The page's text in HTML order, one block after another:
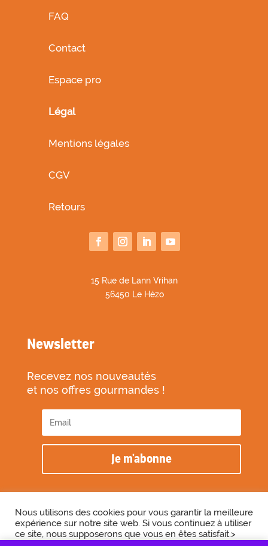
FAQ
Contact
Espace pro
Légal
Mentions légales
CGV
Retours
15 Rue de Lann Vrihan
56450 Le Hézo
Newsletter
Recevez nos nouveautés
et nos offres gourmandes !
Je m'abonne
2026 © Biscuiterie des Vénètes
Nous utilisons des cookies pour vous garantir la meilleure
expérience sur notre site web. Si vous continuez à utiliser
ce site, nous supposerons que vous en êtes satisfait.>